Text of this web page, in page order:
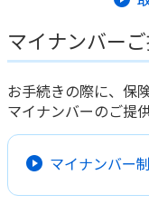
委任状（
委任状はお近くの
次の７項目が記載
いただくことで、
お手続きいただく
１ 「委任状」の
２ 委任年月日（委
代表者選定
法定代理人が法人
①法人の代表者さ
法人の代表者さ
法人の代表者さ
るとき
マイナンバー
お手続きの際に、保
マイナンバーのご提
マイナンバー